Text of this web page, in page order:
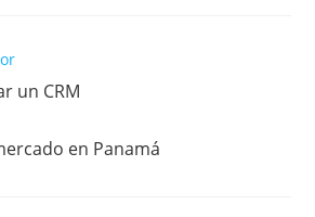
un CRM
en Panamá